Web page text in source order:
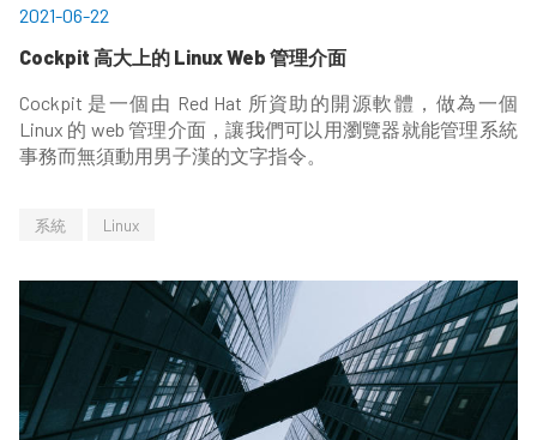
2021-06-22
Cockpit 高大上的 Linux Web 管理介面
Cockpit 是一個由 Red Hat 所資助的開源軟體，做為一個
Linux 的 web 管理介面，讓我們可以用瀏覽器就能管理系統
事務而無須動用男子漢的文字指令。
系統 Linux